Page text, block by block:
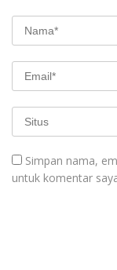
Simpan nama,
untuk komentar